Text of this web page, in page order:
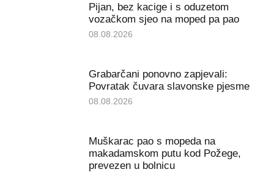
Pijan, bez kacige i s oduzetom
vozačkom sjeo na moped pa pao
08.08.2026
Grabarčani ponovno zapjevali:
Povratak čuvara slavonske pjesme
08.08.2026
Muškarac pao s mopeda na
makadamskom putu kod Požege,
prevezen u bolnicu